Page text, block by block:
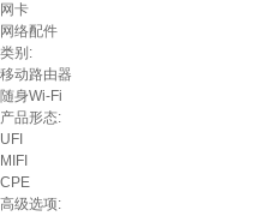
网卡
网络配件
类别:
移动路由器
随身Wi-Fi
产品形态:
UFI
MIFI
CPE
高级选项: